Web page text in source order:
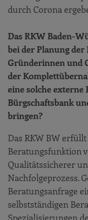
durch Corona
Das RKW Baden-
bei der Planung
Gründerinnen und
der
eine solche externe
Bürgschaftsbank
bringen?
Das RKW BW
Beratungsfunktion
Qualitätssicherer
Nachfolgeprozess.
Beratungsanfrage
selbstständigen
Spezialisierungen